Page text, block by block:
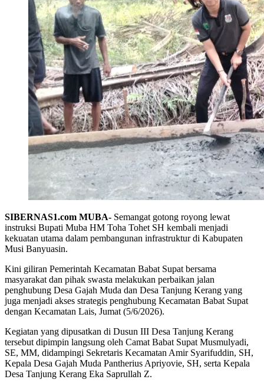
SIBERNAS1.com MUBA- Semangat gotong royong lewat
instruksi Bupati Muba HM Toha Tohet SH kembali menjadi
kekuatan utama dalam pembangunan infrastruktur di Kabupaten
Musi Banyuasin.
Kini giliran Pemerintah Kecamatan Babat Supat bersama
masyarakat dan pihak swasta melakukan perbaikan jalan
penghubung Desa Gajah Muda dan Desa Tanjung Kerang yang
juga menjadi akses strategis penghubung Kecamatan Babat Supat
dengan Kecamatan Lais, Jumat (5/6/2026).
Kegiatan yang dipusatkan di Dusun III Desa Tanjung Kerang
tersebut dipimpin langsung oleh Camat Babat Supat Musmulyadi,
SE, MM, didampingi Sekretaris Kecamatan Amir Syarifuddin, SH,
Kepala Desa Gajah Muda Pantherius Apriyovie, SH, serta Kepala
Desa Tanjung Kerang Eka Saprullah Z.